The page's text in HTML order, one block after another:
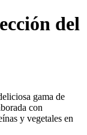
del
gama de
con
y vegetales en